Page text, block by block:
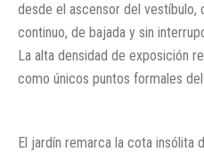
desde el ascensor del vestíbulo,
continuo, de bajada y sin
La alta densidad de exposición
como únicos puntos formales
El jardín remarca la cota insólita